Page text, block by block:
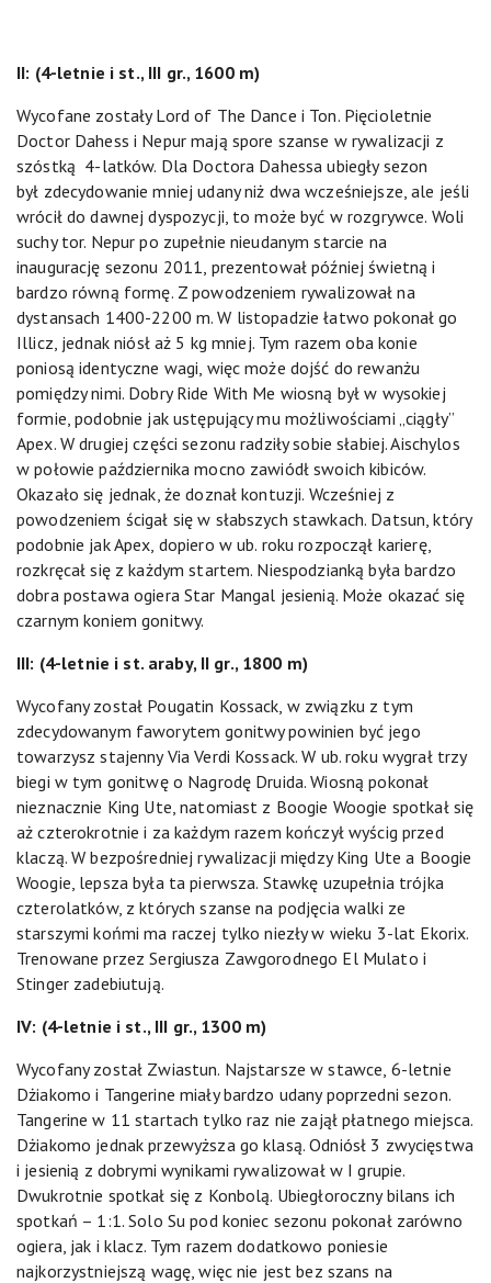
II: (4-letnie i st., III gr., 1600 m)
Wycofane zostały Lord of The Dance i Ton. Pięcioletnie
Doctor Dahess i Nepur mają spore szanse w rywalizacji z
szóstką 4-latków. Dla Doctora Dahessa ubiegły sezon
był zdecydowanie mniej udany niż dwa wcześniejsze, ale jeśli
wrócił do dawnej dyspozycji, to może być w rozgrywce. Woli
suchy tor. Nepur po zupełnie nieudanym starcie na
inaugurację sezonu 2011, prezentował później świetną i
bardzo równą formę. Z powodzeniem rywalizował na
dystansach 1400-2200 m. W listopadzie łatwo pokonał go
Illicz, jednak niósł aż 5 kg mniej. Tym razem oba konie
poniosą identyczne wagi, więc może dojść do rewanżu
pomiędzy nimi. Dobry Ride With Me wiosną był w wysokiej
formie, podobnie jak ustępujący mu możliwościami „ciągły”
Apex. W drugiej części sezonu radziły sobie słabiej. Aischylos
w połowie października mocno zawiódł swoich kibiców.
Okazało się jednak, że doznał kontuzji. Wcześniej z
powodzeniem ścigał się w słabszych stawkach. Datsun, który
podobnie jak Apex, dopiero w ub. roku rozpoczął karierę,
rozkręcał się z każdym startem. Niespodzianką była bardzo
dobra postawa ogiera Star Mangal jesienią. Może okazać się
czarnym koniem gonitwy.
III: (4-letnie i st. araby, II gr., 1800 m)
Wycofany został Pougatin Kossack, w związku z tym
zdecydowanym faworytem gonitwy powinien być jego
towarzysz stajenny Via Verdi Kossack. W ub. roku wygrał trzy
biegi w tym gonitwę o Nagrodę Druida. Wiosną pokonał
nieznacznie King Ute, natomiast z Boogie Woogie spotkał się
aż czterokrotnie i za każdym razem kończył wyścig przed
klaczą. W bezpośredniej rywalizacji między King Ute a Boogie
Woogie, lepsza była ta pierwsza. Stawkę uzupełnia trójka
czterolatków, z których szanse na podjęcia walki ze
starszymi końmi ma raczej tylko niezły w wieku 3-lat Ekorix.
Trenowane przez Sergiusza Zawgorodnego El Mulato i
Stinger zadebiutują.
IV: (4-letnie i st., III gr., 1300 m)
Wycofany został Zwiastun. Najstarsze w stawce, 6-letnie
Dżiakomo i Tangerine miały bardzo udany poprzedni sezon.
Tangerine w 11 startach tylko raz nie zajął płatnego miejsca.
Dżiakomo jednak przewyższa go klasą. Odniósł 3 zwycięstwa
i jesienią z dobrymi wynikami rywalizował w I grupie.
Dwukrotnie spotkał się z Konbolą. Ubiegłoroczny bilans ich
spotkań – 1:1. Solo Su pod koniec sezonu pokonał zarówno
ogiera, jak i klacz. Tym razem dodatkowo poniesie
najkorzystniejszą wagę, więc nie jest bez szans na